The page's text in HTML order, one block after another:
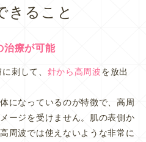
きること
治療が可能
刺して、 針から高周波を放出
になっているのが特徴で、高周
ージを受けません。肌の表側か
周波では使えないような非常に